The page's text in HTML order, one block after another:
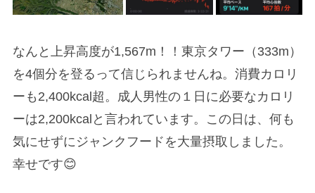
なんと上昇高度が1,567m！！東京タワー（333m）
を4個分を登るって信じられませんね。消費カロリ
ーも2,400kcal超。成人男性の１日に必要なカロリ
ーは2,200kcalと言われています。この日は、何も
気にせずにジャンクフードを大量摂取しました。
幸せです😊